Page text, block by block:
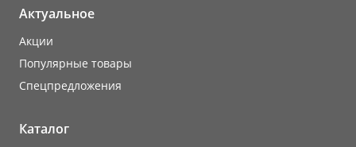
Актуальное
Акции
Популярные товары
Cпецпредложения
Каталог